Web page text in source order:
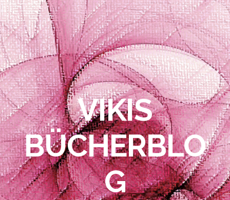
VIKIS
BÜCHERBLO
G